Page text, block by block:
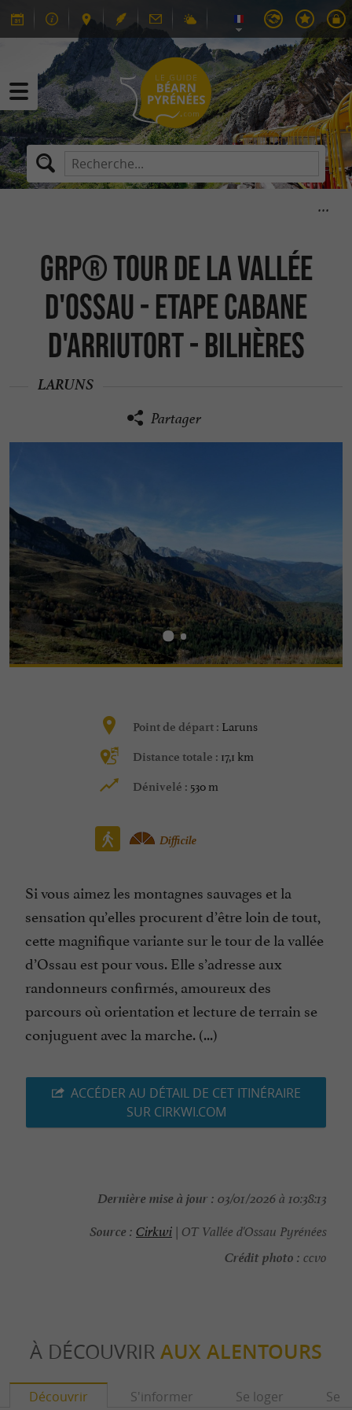
GRP® Tour de la Vallée
d'Ossau - Etape Cabane
d'Arriutort - Bilhères
LARUNS
Partager
Point de départ : Laruns
Distance totale : 17,1 km
Dénivelé : 530 m
Difficile
Si vous aimez les montagnes sauvages et la
sensation qu’elles procurent d’être loin de tout,
cette magnifique variante sur le tour de la vallée
d’Ossau est pour vous. Elle s’adresse aux
randonneurs confirmés, amoureux des
parcours où orientation et lecture de terrain se
conjuguent avec la marche. (...)
ACCÉDER AU DÉTAIL DE CET ITINÉRAIRE
SUR CIRKWI.COM
Dernière mise à jour : 03/01/2026 à 10:38:13
Source : Cirkwi | OT Vallée d'Ossau Pyrénées
Crédit photo : ccvo
À DÉCOUVRIR AUX ALENTOURS
Découvrir S'informer Se loger Se